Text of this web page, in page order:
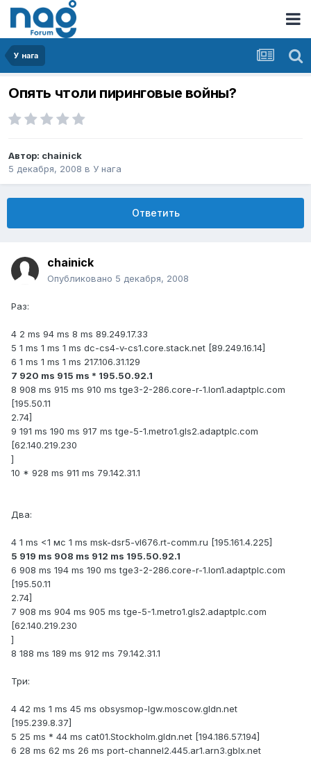
У нага
Опять чтоли пиринговые войны?
Автор: chainick
5 декабря, 2008 в У нага
Ответить
chainick
Опубликовано 5 декабря, 2008
Раз:
4 2 ms 94 ms 8 ms 89.249.17.33
5 1 ms 1 ms 1 ms dc-cs4-v-cs1.core.stack.net [89.249.16.14]
6 1 ms 1 ms 1 ms 217.106.31.129
7 920 ms 915 ms * 195.50.92.1
8 908 ms 915 ms 910 ms tge3-2-286.core-r-1.lon1.adaptplc.com
[195.50.11
2.74]
9 191 ms 190 ms 917 ms tge-5-1.metro1.gls2.adaptplc.com
[62.140.219.230
]
10 * 928 ms 911 ms 79.142.31.1
Два:
4 1 ms <1 мс 1 ms msk-dsr5-vl676.rt-comm.ru [195.161.4.225]
5 919 ms 908 ms 912 ms 195.50.92.1
6 908 ms 194 ms 190 ms tge3-2-286.core-r-1.lon1.adaptplc.com
[195.50.11
2.74]
7 908 ms 904 ms 905 ms tge-5-1.metro1.gls2.adaptplc.com
[62.140.219.230
]
8 188 ms 189 ms 912 ms 79.142.31.1
Три:
4 42 ms 1 ms 45 ms obsysmop-lgw.moscow.gldn.net
[195.239.8.37]
5 25 ms * 44 ms cat01.Stockholm.gldn.net [194.186.57.194]
6 28 ms 62 ms 26 ms port-channel2.445.ar1.arn3.gblx.net